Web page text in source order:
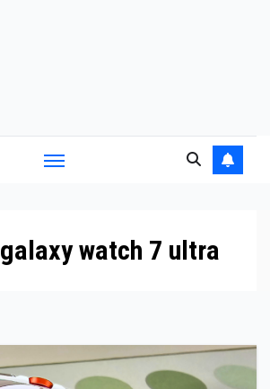
galaxy watch 7 ultra